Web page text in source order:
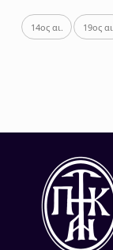
14ος αι. 19ος αι.